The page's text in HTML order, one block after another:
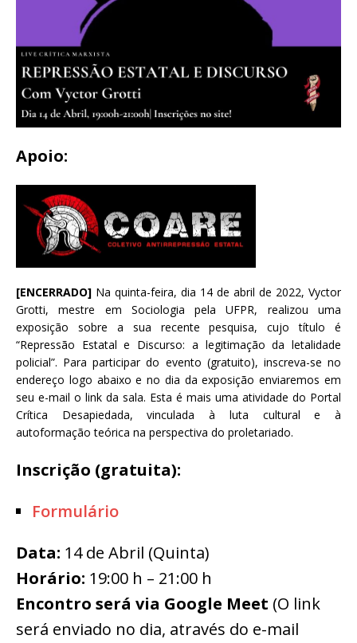
Apoio:
[ENCERRADO] Na quinta-feira, dia 14 de abril de 2022, Vyctor
Grotti, mestre em Sociologia pela UFPR, realizou uma
exposição sobre a sua recente pesquisa, cujo título é
“Repressão Estatal e Discurso: a legitimação da letalidade
policial”. Para participar do evento (gratuito), inscreva-se no
endereço logo abaixo e no dia da exposição enviaremos em
seu e-mail o link da sala. Esta é mais uma atividade do Portal
Crítica Desapiedada, vinculada à luta cultural e à
autoformação teórica na perspectiva do proletariado.
Inscrição (gratuita):
Formulário
Data: 14 de Abril (Quinta)
Horário: 19:00 h – 21:00 h
Encontro será via Google Meet (O link
será enviado no dia, através do e-mail